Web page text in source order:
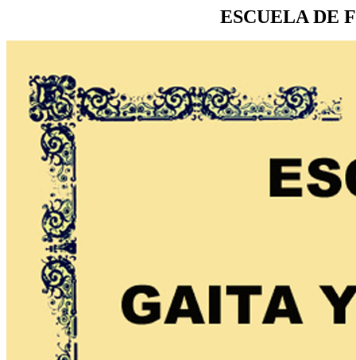
ESCUELA DE